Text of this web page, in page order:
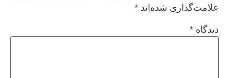
علامت‌گذاری شده‌اند *
دیدگاه *